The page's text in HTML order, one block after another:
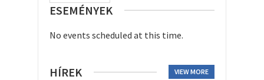
ESEMÉNYEK
No events scheduled at this time.
HÍREK VIEW MORE